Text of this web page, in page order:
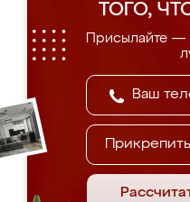
ТОГО,
Присылайте —